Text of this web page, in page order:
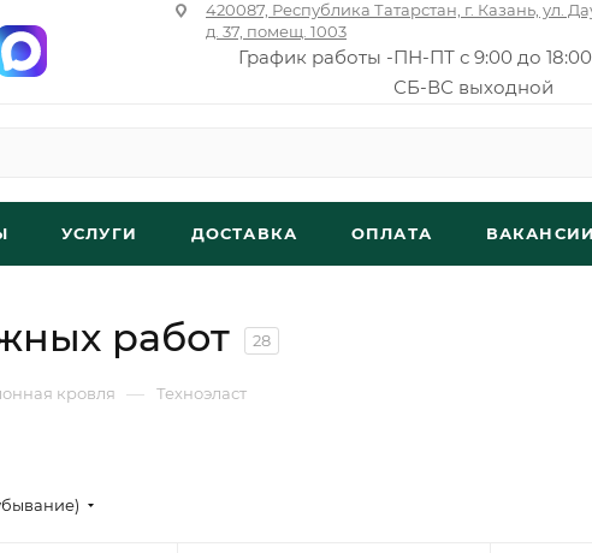
420087, Республика Татарстан, г. Казань, ул.
д. 37, помещ. 1003
График работы -ПН-ПТ с 9:00 до
СБ-ВС выходной
УСЛУГИ ДОСТАВКА ОПЛАТА ВАКАНСИИ
работ 28
кровля — Техноэласт